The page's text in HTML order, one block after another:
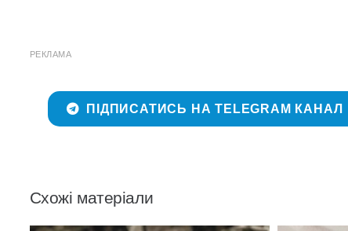
РЕКЛАМА
ПІДПИСАТИСЬ НА TELEGRAM КАНАЛ
Схожі матеріали